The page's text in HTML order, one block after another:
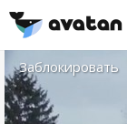
Заблокировать